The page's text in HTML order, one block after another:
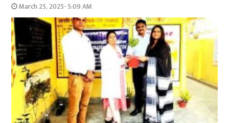
March 25, 2025- 5:09 AM